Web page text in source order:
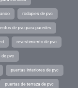
rodapies de pvc
de pvc para paredes
revestimiento de pvc
de pvc
puertas interiores de pvc
puertas de terraza de pvc